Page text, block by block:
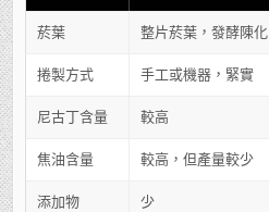
菸葉 整片菸葉，發酵陳化
捲製方式 手工或機器，緊實
尼古丁含量 較高
焦油含量 較高，但產量較少
添加物 少